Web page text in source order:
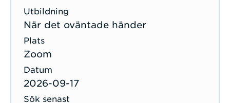
När det oväntade händer
Zoom
2026-09-17